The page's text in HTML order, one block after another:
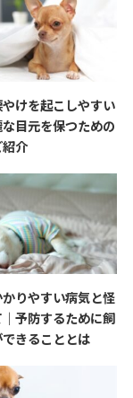
けを起こしやすい
目元を保つための
介
りやすい病気と怪
予防するために飼
きることとは